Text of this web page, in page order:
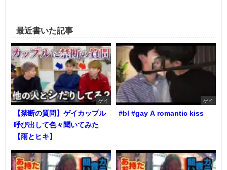
最近書いた記事
ゲイ
【禁断の質問】ゲイカップル
呼び出して色々聞いてみた
【雨とヒキ】
ゲイ
#bl #gay A romantic kiss